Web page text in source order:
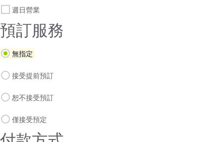
週日營業
預訂服務
無指定
接受提前預訂
恕不接受預訂
僅接受預定